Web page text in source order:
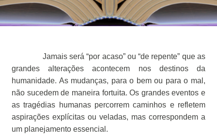
Jamais será “por acaso” ou “de repente” que as
grandes alterações acontecem nos destinos da
humanidade. As mudanças, para o bem ou para o mal,
não sucedem de maneira fortuita. Os grandes eventos e
as tragédias humanas percorrem caminhos e refletem
aspirações explícitas ou veladas, mas correspondem a
um planejamento essencial.